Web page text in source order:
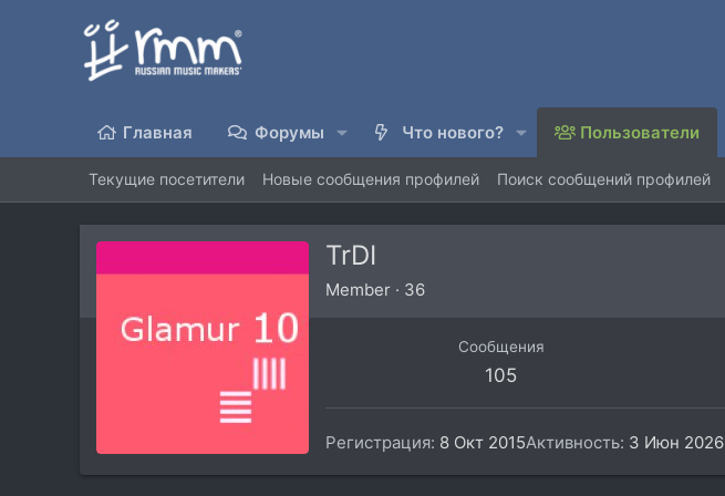
Главная Форумы Что нового? Пользователи
Текущие посетители Новые сообщения профилей Поиск сообщений профилей
TrDI
Member · 36
Сообщения
105
Регистрация 8 Окт 2015Активность 3 Июн 2026